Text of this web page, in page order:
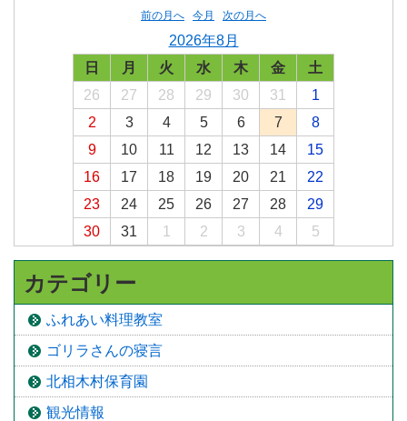
前の月へ 今月 次の月へ
2026年8月
日
月 火 水 木 金
土
26
27 28 29 30 31
1
2
3 4 5 6 7
8
9
10 11 12 13 14
15
16
17 18 19 20 21
22
23
24 25 26 27 28
29
30
31 1 2 3 4 5
カテゴリー
ふれあい料理教室
ゴリラさんの寝言
北相木村保育園
観光情報